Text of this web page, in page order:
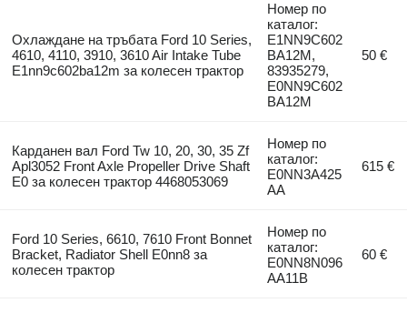
Охлаждане на тръбата Ford 10 Series,
4610, 4110, 3910, 3610 Air Intake Tube
E1nn9c602ba12m за колесен трактор
Номер по
каталог:
E1NN9C602
BA12M,
83935279,
E0NN9C602
BA12M
50 €
Карданен вал Ford Tw 10, 20, 30, 35 Zf
Apl3052 Front Axle Propeller Drive Shaft
E0 за колесен трактор 4468053069
Номер по
каталог:
E0NN3A425
AA
615 €
Ford 10 Series, 6610, 7610 Front Bonnet
Bracket, Radiator Shell E0nn8 за
колесен трактор
Номер по
каталог:
E0NN8N096
AA11B
60 €